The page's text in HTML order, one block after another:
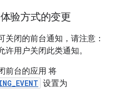
验方式的变更
闭的前台通知，请注意：
用户关闭此类通知。
前台的应用 将
设置为